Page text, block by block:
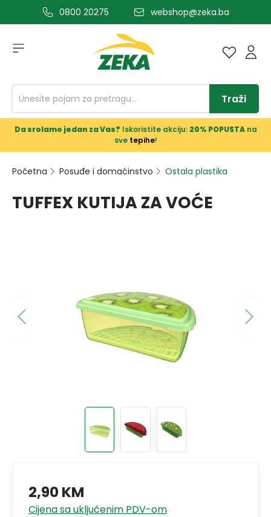
glavni sadržaj0800 20275 webshop@zeka.ba
Traži
Da srolamo jedan za Vas? Iskoristite akciju: 20% POPUSTAna
sve tepihe!
Početna Posuđe i domaćinstvo Ostala plastika
TUFFEX KUTIJA ZA VOĆE
2,90 KM
Cijena sa uključenim PDV-om